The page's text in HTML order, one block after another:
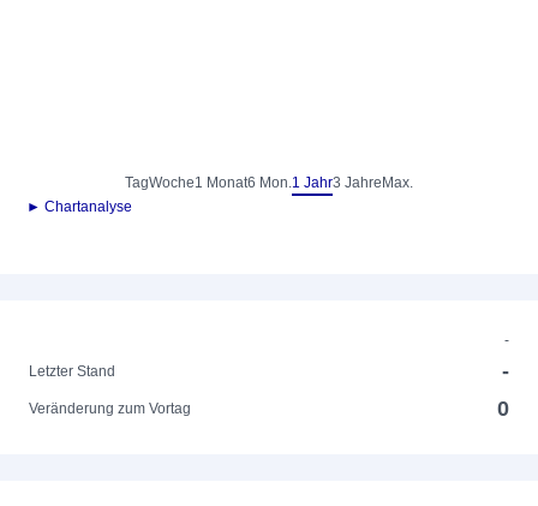
TagWoche1 Monat6 Mon.1 Jahr3 Jahre Max.
► Chartanalyse
-
Letzter Stand
-
Veränderung zum Vortag 0